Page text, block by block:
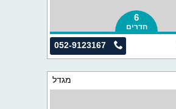
6
חדרים
052-9123167
מגדל